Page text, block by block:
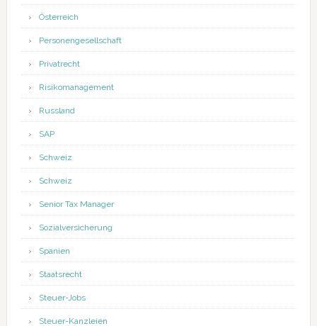
Österreich
Personengesellschaft
Privatrecht
Risikomanagement
Russland
SAP
Schweiz
Schweiz
Senior Tax Manager
Sozialversicherung
Spanien
Staatsrecht
Steuer-Jobs
Steuer-Kanzleien